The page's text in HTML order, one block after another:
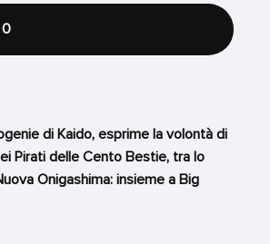
di Kaido, esprime la volontà di
Pirati delle Cento Bestie, tra lo
Onigashima: insieme a Big